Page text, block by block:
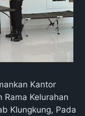
Kantor
Rama Kelurahan
Klungkung, Pada